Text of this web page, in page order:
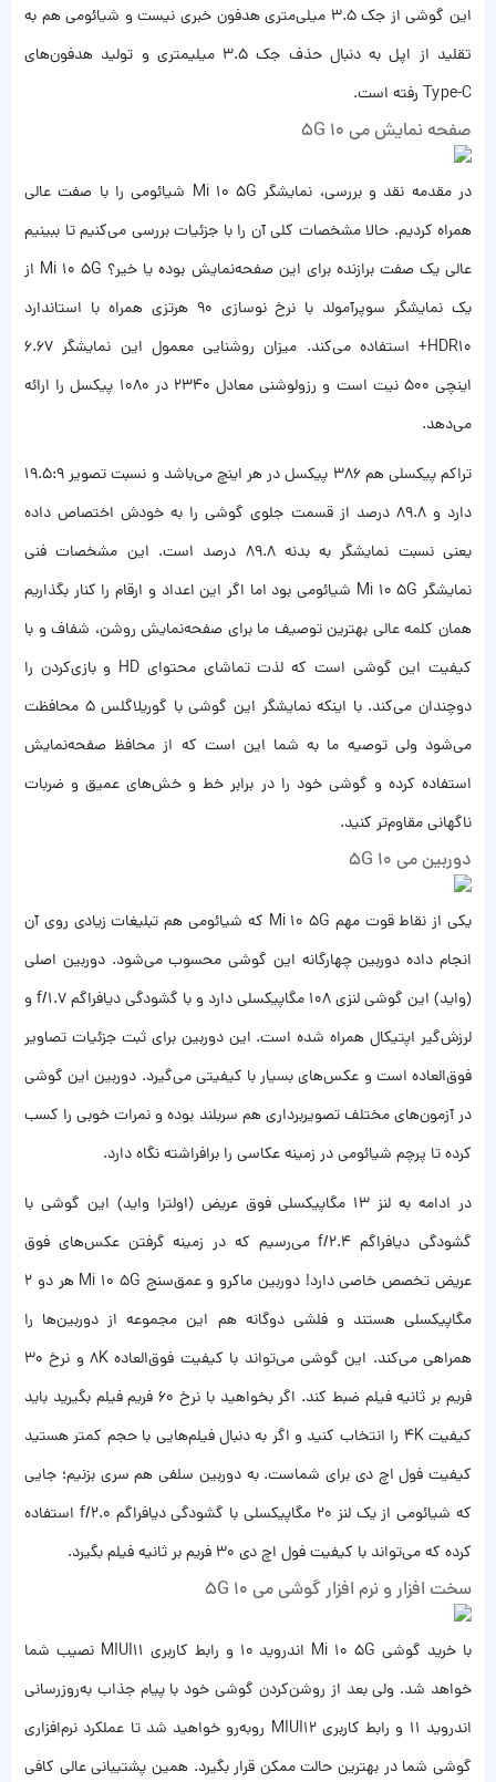
این گوشی از جک 3.5 میلی‌متری هدفون خبری نیست و شیائومی هم به
تقلید از اپل به دنبال حذف جک 3.5 میلیمتری و تولید هدفون‌های
Type-C رفته است.
صفحه نمایش می 10 5G
در مقدمه نقد و بررسی، نمایشگر Mi 10 5G شیائومی را با صفت عالی
همراه کردیم. حالا مشخصات کلی آن را با جزئیات بررسی می‌کنیم تا ببینیم
عالی یک صفت برازنده برای این صفحه‌نمایش بوده یا خیر؟ Mi 10 5G از
یک نمایشگر سوپرآمولد با نرخ نوسازی 90 هرتزی همراه با استاندارد
HDR10+ استفاده می‌کند. میزان روشنایی معمول این نمایشگر 6.67
اینچی 500 نیت است و رزولوشنی معادل 2340 در 1080 پیکسل را ارائه
می‌دهد.
تراکم پیکسلی هم 386 پیکسل در هر اینچ می‌باشد و نسبت تصویر 19.5:9
دارد و 89.8 درصد از قسمت جلوی گوشی را به خودش اختصاص داده
یعنی نسبت نمایشگر به بدنه 89.8 درصد است. این مشخصات فنی
نمایشگر Mi 10 5G شیائومی بود اما اگر این اعداد و ارقام را کنار بگذاریم
همان کلمه عالی بهترین توصیف ما برای صفحه‌نمایش روشن، شفاف و با
کیفیت این گوشی است که لذت تماشای محتوای HD و بازی‌کردن را
دوچندان می‌کند. با اینکه نمایشگر این گوشی با گوریلاگلس 5 محافظت
می‌شود ولی توصیه ما به شما این است که از محافظ صفحه‌نمایش
استفاده کرده و گوشی خود را در برابر خط و خش‌های عمیق و ضربات
ناگهانی مقاوم‌تر کنید.
دوربین می 10 5G
یکی از نقاط قوت مهم Mi 10 5G که شیائومی هم تبلیغات زیادی روی آن
انجام داده دوربین چهارگانه این گوشی محسوب می‌شود. دوربین اصلی
(واید) این گوشی لنزی 108 مگاپیکسلی دارد و با گشودگی دیافراگم f/1.7 و
لرزش‌گیر اپتیکال همراه شده است. این دوربین برای ثبت جزئیات تصاویر
فوق‌العاده است و عکس‌های بسیار با کیفیتی می‌گیرد. دوربین این گوشی
در آزمون‌های مختلف تصویربرداری هم سربلند بوده و نمرات خوبی را کسب
کرده تا پرچم شیائومی در زمینه عکاسی را برافراشته نگاه دارد.
در ادامه به لنز 13 مگاپیکسلی فوق عریض (اولترا واید) این گوشی با
گشودگی دیافراگم f/2.4 می‌رسیم که در زمینه گرفتن عکس‌های فوق
عریض تخصص خاصی دارد! دوربین ماکرو و عمق‌سنج Mi 10 5G هر دو 2
مگاپیکسلی هستند و فلشی دوگانه هم این مجموعه از دوربین‌ها را
همراهی می‌کند. این گوشی می‌تواند با کیفیت فوق‌العاده 8K و نرخ 30
فریم بر ثانیه فیلم ضبط کند. اگر بخواهید با نرخ 60 فریم فیلم بگیرید باید
کیفیت 4K را انتخاب کنید و اگر به دنبال فیلم‌هایی با حجم کمتر هستید
کیفیت فول اچ دی برای شماست. به دوربین سلفی هم سری بزنیم؛ جایی
که شیائومی از یک لنز 20 مگاپیکسلی با گشودگی دیافراگم f/2.0 استفاده
کرده که می‌تواند با کیفیت فول اچ دی 30 فریم بر ثانیه فیلم بگیرد.
سخت افزار و نرم افزار گوشی می 10 5G
با خرید گوشی Mi 10 5G اندروید 10 و رابط کاربری MIUI11 نصیب شما
خواهد شد. ولی بعد از روشن‌کردن گوشی خود با پیام جذاب به‌روزرسانی
اندروید 11 و رابط کاربری MIUI12 روبه‌رو خواهید شد تا عملکرد نرم‌افزاری
گوشی شما در بهترین حالت ممکن قرار بگیرد. همین پشتیبانی عالی کافی